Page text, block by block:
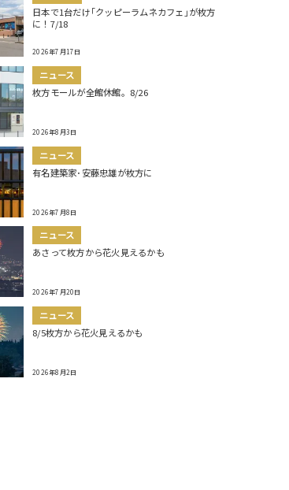
日本で1台だけ｢クッピーラムネカフェ｣が枚方
に！7/18
2026年7月17日
ニュース
枚方モールが全館休館。8/26
2026年8月3日
ニュース
有名建築家･安藤忠雄が枚方に
2026年7月8日
ニュース
あさって枚方から花火見えるかも
2026年7月20日
ニュース
8/5枚方から花火見えるかも
2026年8月2日